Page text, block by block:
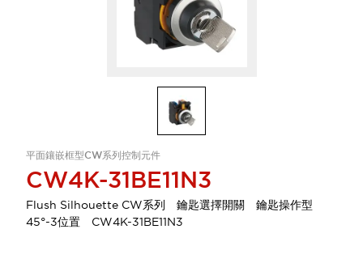
平面鑲嵌框型CW系列控制元件
CW4K-31BE11N3
Flush Silhouette CW系列 鑰匙選擇開關 鑰匙操作型
45°-3位置 CW4K-31BE11N3